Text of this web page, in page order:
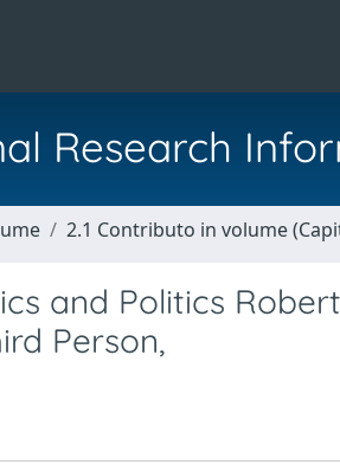
Research
2.1 Contributo in volume
and Politics
Person,